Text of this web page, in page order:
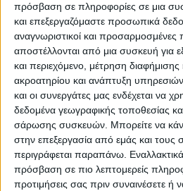
πρόσβαση σε πληροφορίες σε μια
και επεξεργαζόμαστε προσωπικά
αναγνωριστικοί και
αποστέλλονται από μια συσκευή για
και περιεχόμενο, μέτρηση
ακροατηρίου και ανάπτυξη
και οι συνεργάτες μας ενδέχεται να
δεδομένα γεωγραφικής τοποθεσίας
σάρωσης συσκευών. Μπορείτε να
στην επεξεργασία από εμάς και τους
περιγράφεται παραπάνω.
πρόσβαση σε πιο λεπτομερείς
προτιμήσεις σας πριν συναινέσετε ή
ΝΕΟΣ ΑΓΩΝ
https://
Η Αρχαιότερη Καθημερινή Πρωινή